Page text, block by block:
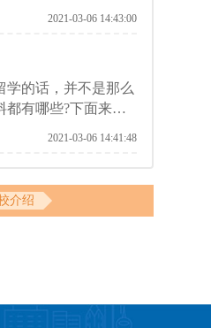
些?
2021-03-06 14:43:00
学的话，并不是那么
有哪些?下面来和
2021-03-06 14:41:48
介绍